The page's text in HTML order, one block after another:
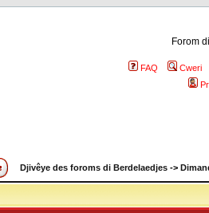
Forom
FAQ
Cweri
Djivêye des foroms di Berdelaedjes ->